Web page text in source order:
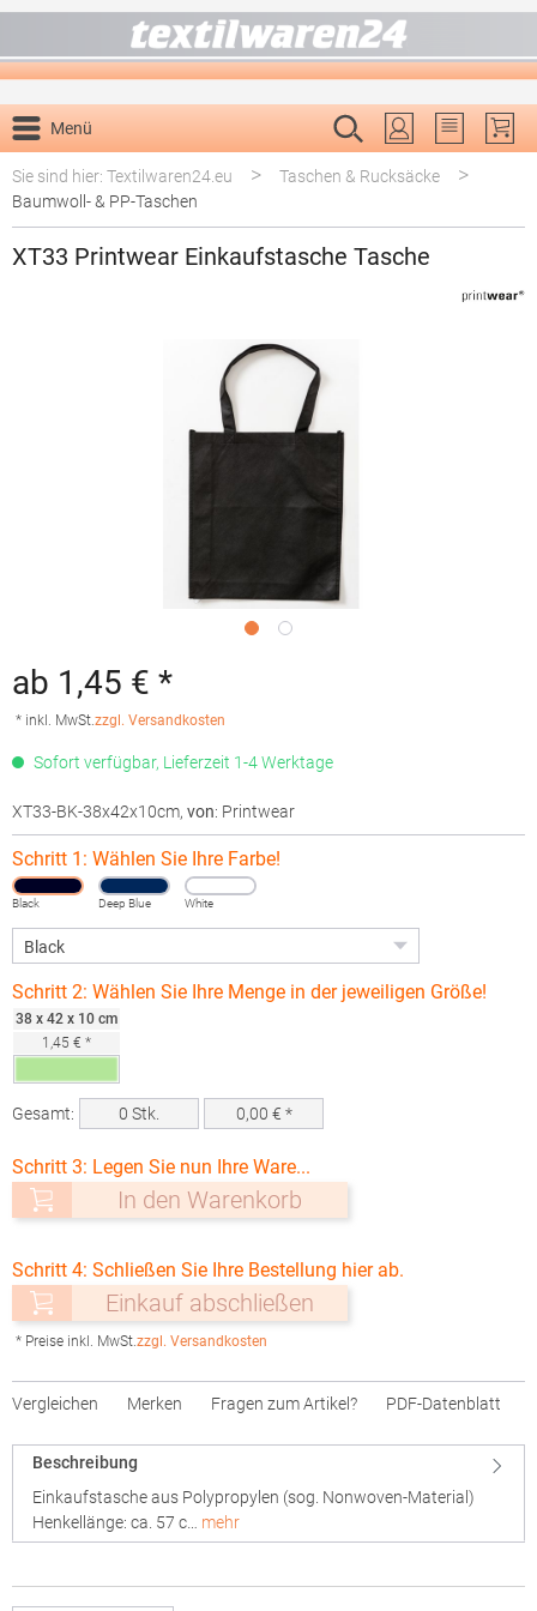
Menü
Du hast 0
Sie sind hier: Textilwaren24.eu
> Taschen & Rucksäcke >
Baumwoll- & PP-Taschen
XT33 Printwear Einkaufstasche Tasche
ab 1,45 € *
* inkl. MwSt.zzgl. Versandkosten
Sofort verfügbar, Lieferzeit 1-4 Werktage
XT33-BK-38x42x10cm, von: Printwear
Schritt 1: Wählen Sie Ihre Farbe!
Black Deep Blue White
Schritt 2: Wählen Sie Ihre Menge in der jeweiligen Größe!
38 x 42 x 10 cm
1,45 € *
Gesamt: 0 Stk. 0,00 € *
Schritt 3: Legen Sie nun Ihre Ware...
In den Warenkorb
Schritt 4: Schließen Sie Ihre Bestellung hier ab.
Einkauf abschließen
* Preise inkl. MwSt.zzgl. Versandkosten
Vergleichen Merken Fragen zum Artikel? PDF-Datenblatt
Beschreibung
Einkaufstasche aus Polypropylen (sog. Nonwoven-Material)
Henkellänge: ca. 57 c… mehr